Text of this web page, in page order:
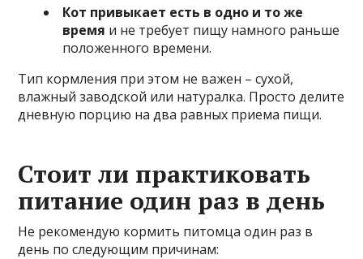
Кот привыкает есть в одно и то же
время и не требует пищу намного раньше
положенного времени.
Тип кормления при этом не важен – сухой,
влажный заводской или натуралка. Просто делите
дневную порцию на два равных приема пищи.
Стоит ли практиковать
питание один раз в день
Не рекомендую кормить питомца один раз в
день по следующим причинам: